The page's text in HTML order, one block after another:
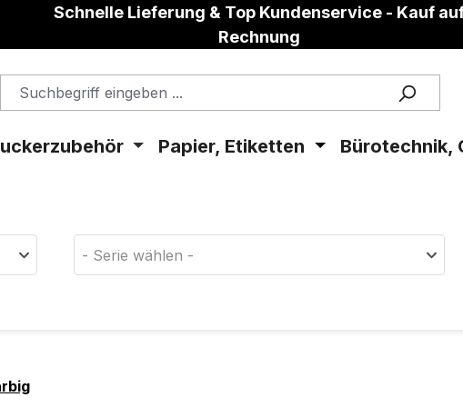
Schnelle Lieferung & Top Kundenservice - Kauf
Rechnung
Papier, Etiketten Bürotechnik,
- Serie wählen -